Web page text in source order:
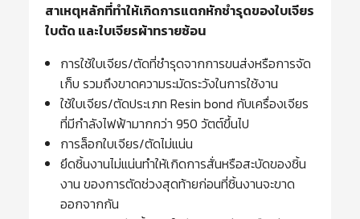
สาเหตุหลักที่ทำให้เกิดการแตกหักชำรุดของใบเจียร
ใบตัด และใบเจียรผ้าทรายซ้อน
การใช้ใบเจียร/ตัดที่ชำรุดจากการขนส่งหรือการจัด
เก็บ รวมถึงขาดความระมัดระวังในการใช้งาน
ใช้ใบเจียร/ตัดประเภท Resin bond กับเครื่องเจียร
ที่มีกำลังไฟฟ้ามากกว่า 950 วัตต์ขึ้นไป
การล็อกใบเจียร/ตัดไม่แน่น
ยึดชิ้นงานไม่แน่นทำให้เกิดการสั่นหรือสะบัดของชิ้น
งาน ของการตัดช่วงสุดท้ายก่อนที่ชิ้นงานจะขาด
ออกจากกัน